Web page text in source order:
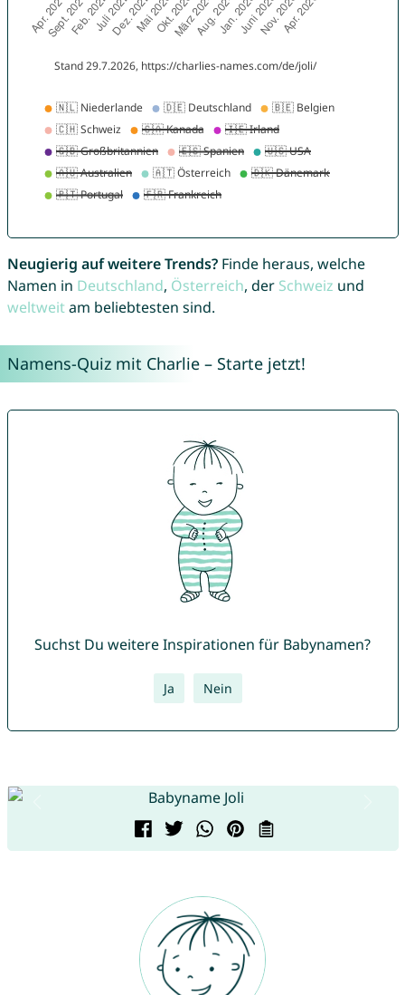
Neugierig auf weitere Trends?Finde heraus, welche
Namen in Deutschland, Österreich, der Schweiz und
weltweitam beliebtesten sind.
Namens-Quiz mit Charlie – Starte jetzt!
Suchst Du weitere Inspirationen für Babynamen?
Ja Nein